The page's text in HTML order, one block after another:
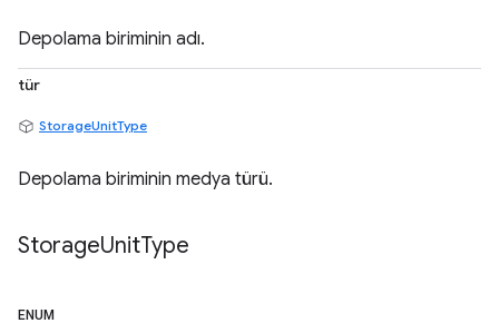
Depolama biriminin adı.
tür
StorageUnitType
Depolama biriminin medya türü.
StorageUnitType
ENUM